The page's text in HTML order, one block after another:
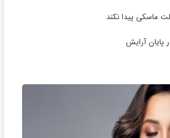
ماسکی پیدا نکند
پایان آرایش